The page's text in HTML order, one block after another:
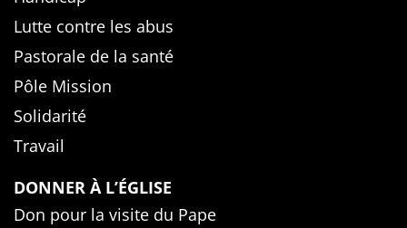
Lutte contre les abus
Pastorale de la santé
Pôle Mission
Solidarité
Travail
DONNER À L’ÉGLISE
Don pour la visite du Pape